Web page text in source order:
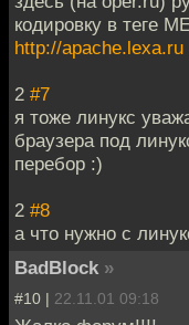
кодировку в теге
http://apache.lexa.ru
2 #7
я тоже линукс
браузера под
перебор :)
2 #8
а что нужно с
BadBlock »
#10 | 22.11.01 09:18